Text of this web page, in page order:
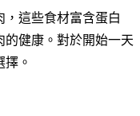
這些食材富含蛋白
的健康。對於開始一天
。